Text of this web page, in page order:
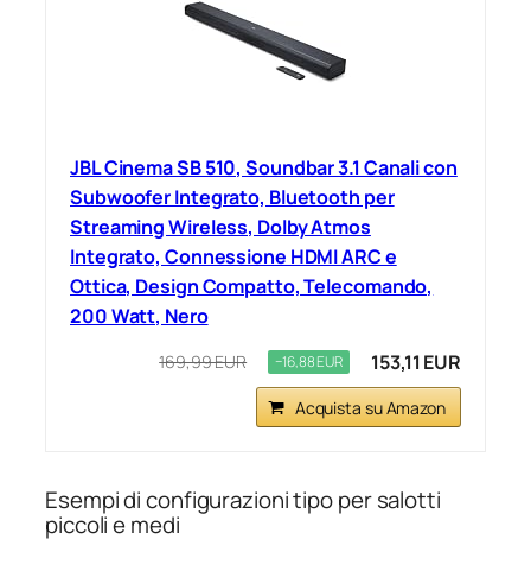
JBL Cinema SB 510, Soundbar 3.1 Canali con
Subwoofer Integrato, Bluetooth per
Streaming Wireless, Dolby Atmos
Integrato, Connessione HDMI ARC e
Ottica, Design Compatto, Telecomando,
200 Watt, Nero
169,99 EUR −16,88 EUR 153,11 EUR
Acquista su Amazon
Esempi di configurazioni tipo per salotti
piccoli e medi